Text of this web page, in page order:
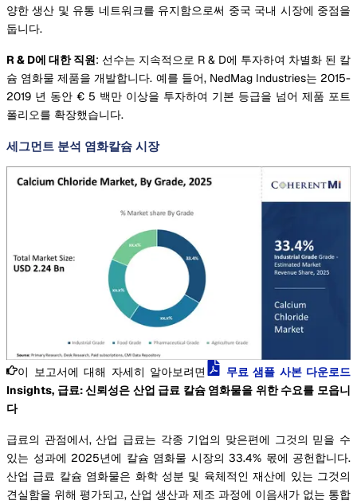
양한 생산 및 유통 네트워크를 유지함으로써 중국 국내 시장에 중점을
둡니다.
R & D에 대한 직원: 선수는 지속적으로 R & D에 투자하여 차별화 된 칼
슘 염화물 제품을 개발합니다. 예를 들어, NedMag Industries는 2015-
2019 년 동안 € 5 백만 이상을 투자하여 기본 등급을 넘어 제품 포트
폴리오를 확장했습니다.
세그먼트 분석 염화칼슘 시장
이 보고서에 대해 자세히 알아보려면
무료 샘플 사본 다운로드
Insights, 급료: 신뢰성은 산업 급료 칼슘 염화물을 위한 수요를 모읍니
다
급료의 관점에서, 산업 급료는 각종 기업의 맞은편에 그것의 믿을 수
있는 성과에 2025년에 칼슘 염화물 시장의 33.4% 몫에 공헌합니다.
산업 급료 칼슘 염화물은 화학 성분 및 육체적인 재산에 있는 그것의
견실함을 위해 평가되고, 산업 생산과 제조 과정에 이음새가 없는 통합